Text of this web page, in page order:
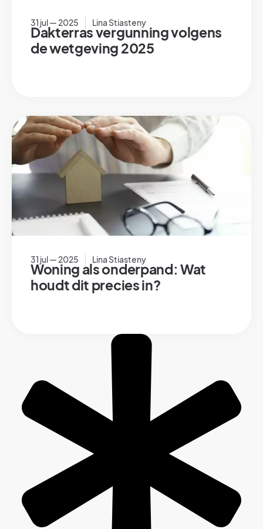
31 jul — 2025 Lina Stiasteny
Dakterras vergunning volgens
de wetgeving 2025
31 jul — 2025 Lina Stiasteny
Woning als onderpand: Wat
houdt dit precies in?